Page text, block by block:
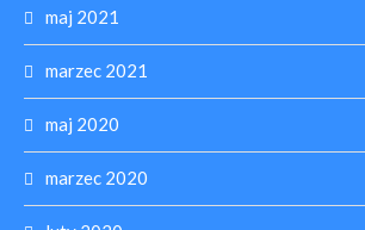
maj 2021
marzec 2021
maj 2020
marzec 2020